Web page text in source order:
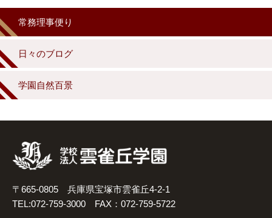
常務理事便り
日々のブログ
学園自然百景
〒665-0805 兵庫県宝塚市雲雀丘4-2-1
TEL:072-759-3000 FAX：072-759-5722